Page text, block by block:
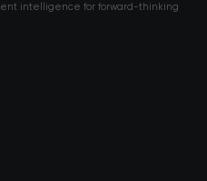
intelligence for forward-thinking